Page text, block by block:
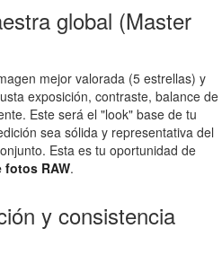
global (Master
mejor valorada (5 estrellas) y
exposición, contraste, balance de
Este será el "look" base de tu
sea sólida y representativa del
Esta es tu oportunidad de
RAW.
y consistencia